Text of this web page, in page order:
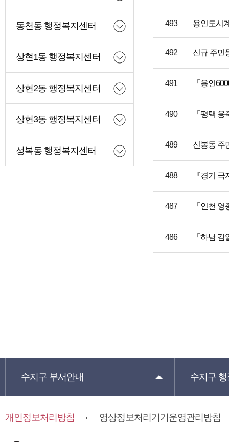
동천동 행정복지센터
상현1동 행정복지센터
상현2동 행정복지센터
상현3동 행정복지센터
성복동 행정복지센터
493 용인도시
492 신규 주민
491 「용인
490 「평택
489 신봉동 주
488 『경기
487 「인천
486 「하남
수지구 부서안내 수지구 행
개인정보처리방침 영상정보처리기기운영관리방침